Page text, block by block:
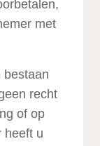
met
bestaan
recht
of op
heeft u